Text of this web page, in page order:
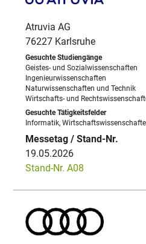
Atruvia AG
76227 Karlsruhe
Geistes- und Sozialwissenschaften
Ingenieurwissenschaften
Naturwissenschaften und Technik
Wirtschafts- und
Informatik,
19.05.2026
Stand-Nr. A08